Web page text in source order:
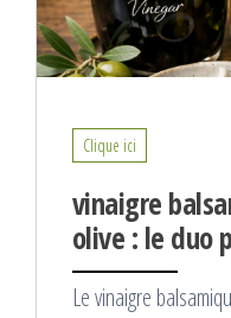
Clique ici
vinaigre
olive : le duo
Le vinaigre